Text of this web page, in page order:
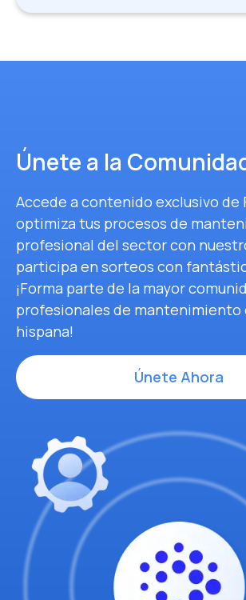
Únete a la
Accede a contenido exclusivo de
optimiza tus procesos de
profesional del sector con
participa en sorteos con
¡Forma parte de la mayor
profesionales de mantenimiento
hispana!
Únete Ahora